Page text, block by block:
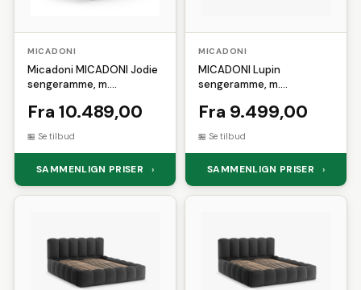
MICADONI
Micadoni MICADONI Jodie
sengeramme, m.
fløjl og plast (160x200)
Fra 10.489,00
Se tilbud
SAMMENLIGN PRISER ›
MICADONI
MICADONI Lupin
sengeramme, m.
antracitgrå struktur stof
Fra 9.499,00
Se tilbud
SAMMENLIGN PRISER ›